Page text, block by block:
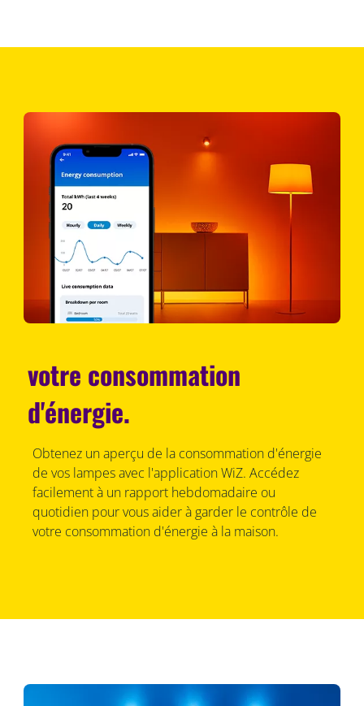
votre consommation
d'énergie.
Obtenez un aperçu de la consommation d'énergie
de vos lampes avec l'application WiZ. Accédez
facilement à un rapport hebdomadaire ou
quotidien pour vous aider à garder le contrôle de
votre consommation d'énergie à la maison.